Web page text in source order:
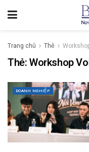
Trang chủ Thẻ
Thẻ:Workshop
DOANH NGHIỆP